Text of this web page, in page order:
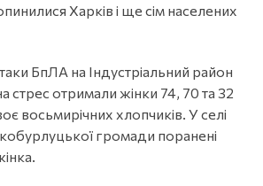
Харків і ще сім населених
БпЛА на Індустріальний район
стрес отримали жінки 74, 70 та 32
восьмирічних хлопчиків. У селі
громади поранені